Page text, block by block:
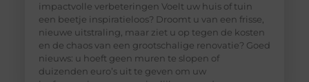
impactvolle verbeteringen Voelt uw huis of tuin
een beetje inspiratieloos? Droomt u van een frisse,
nieuwe uitstraling, maar ziet u op tegen de kosten
en de chaos van een grootschalige renovatie? Goed
nieuws: u hoeft geen muren te slopen of
duizenden euro’s uit te geven om uw